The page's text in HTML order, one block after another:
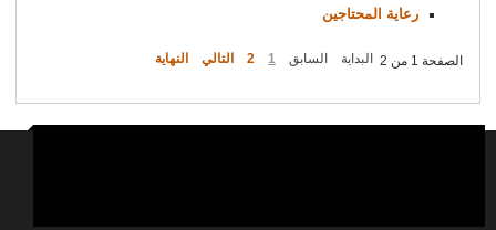
رعاية المحتاجين
الصفحة 1 من 2 البداية السابق 1
2 التالي النهاية